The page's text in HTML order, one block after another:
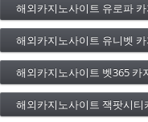
해외카지노사이트 유로파
해외카지노사이트 유니벳
해외카지노사이트 벳365 카
해외카지노사이트 잭팟시티